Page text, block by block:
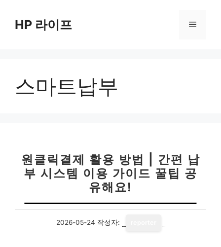
HP 라이프 메
스마트납부
원클릭결제 활용 방법 | 간편 납
부 시스템 이용 가이드 꿀팁 공
유해요!
2026-05-24 작성자: